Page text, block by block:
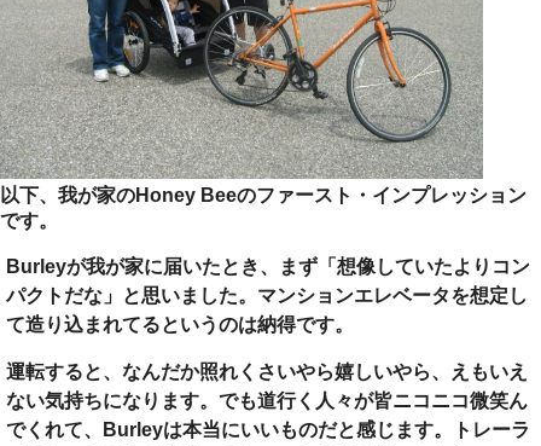
以下、我が家のHoney Beeのファースト・インプレッション
です。
Burleyが我が家に届いたとき、まず「想像していたよりコン
パクトだな」と思いました。マンションエレベータを想定し
て造り込まれてるというのは納得です。
運転すると、なんだか照れくさいやら嬉しいやら、えもいえ
ない気持ちになります。でも道行く人々が皆ニコニコ微笑ん
でくれて、Burleyは本当にいいものだと感じます。トレーラ